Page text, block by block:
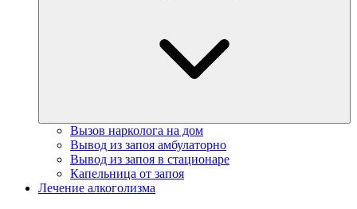
Вызов нарколога на дом
Вывод из запоя амбулаторно
Вывод из запоя в стационаре
Капельница от запоя
Лечение алкоголизма